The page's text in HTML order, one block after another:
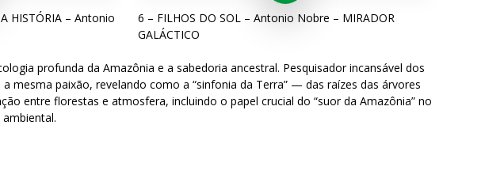
HISTÓRIA – Antonio
6 – FILHOS DO SOL – Antonio Nobre – MIRADOR
GALÁCTICO
profunda da Amazônia e a sabedoria ancestral. Pesquisador incansável dos
paixão, revelando como a “sinfonia da Terra” — das raízes das árvores
entre florestas e atmosfera, incluindo o papel crucial do “suor da Amazônia” no